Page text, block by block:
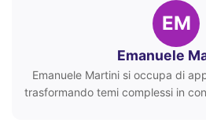
EM
Emanuele
Emanuele Martini si occupa di
trasformando temi complessi in